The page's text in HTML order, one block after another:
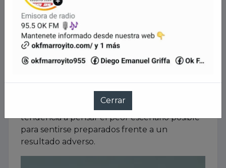
tolerarla?
-La intolerancia a la incertidumbre tiene un
rol central en la preocupación excesiva.
Puede expresarse como dificultad para
certezas absolutas o chequeos constantes.
Muchas veces combina dos factores: la
necesidad urgente de categorizar todo y la
tendencia a pensar el peor escenario posible
para sentirse preparados frente a un
resultado adverso.